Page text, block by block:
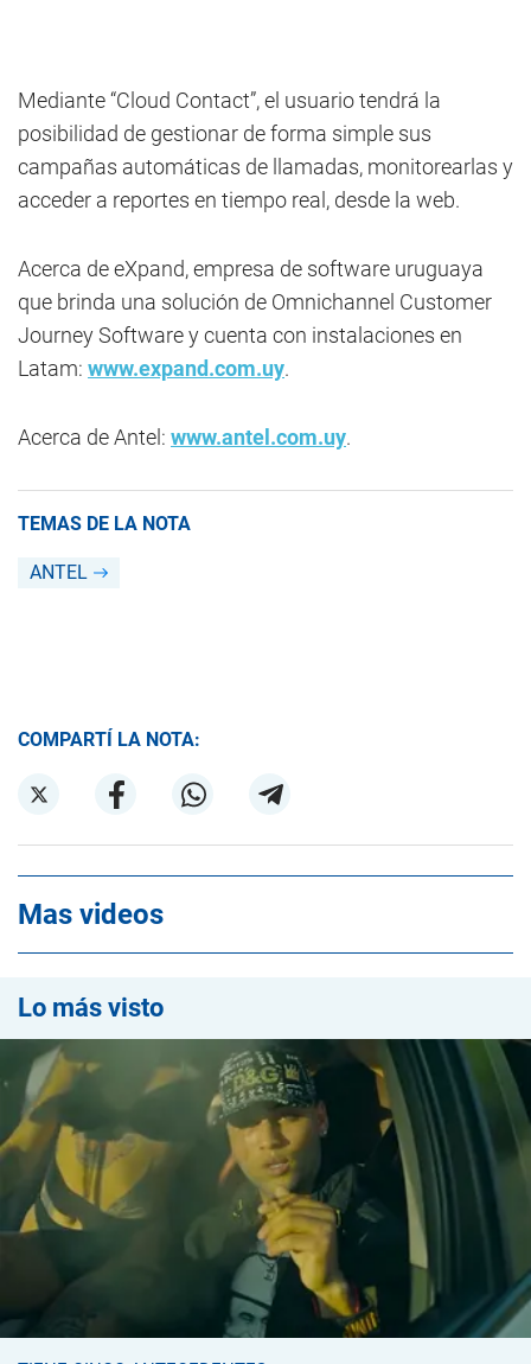
Mediante “Cloud Contact”, el usuario tendrá la
posibilidad de gestionar de forma simple sus
campañas automáticas de llamadas, monitorearlas y
acceder a reportes en tiempo real, desde la web.
Acerca de eXpand, empresa de software uruguaya
que brinda una solución de Omnichannel Customer
Journey Software y cuenta con instalaciones en
Latam: www.expand.com.uy.
Acerca de Antel: www.antel.com.uy.
TEMAS DE LA NOTA
ANTEL
COMPARTÍ LA NOTA:
Mas videos
Lo más visto